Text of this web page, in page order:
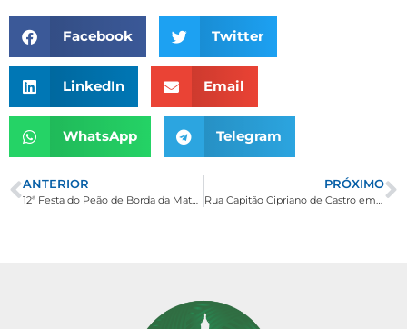
Facebook Twitter
LinkedIn Email
WhatsApp Telegram
ANTERIOR PRÓXIMO